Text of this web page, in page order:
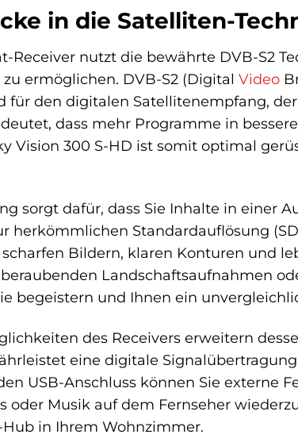
in die Satelliten-
Receiver nutzt die bewährte DVB-S2
ermöglichen. DVB-S2 (Digital Video
für den digitalen Satellitenempfang,
dass mehr Programme in
Vision 300 S-HD ist somit optimal
sorgt dafür, dass Sie Inhalte in einer
herkömmlichen Standardauflösung
Bildern, klaren Konturen und
Landschaftsaufnahmen
begeistern und Ihnen ein
des Receivers erweitern
eine digitale
USB-Anschluss können Sie externe
oder Musik auf dem Fernseher
in Ihrem Wohnzimmer.